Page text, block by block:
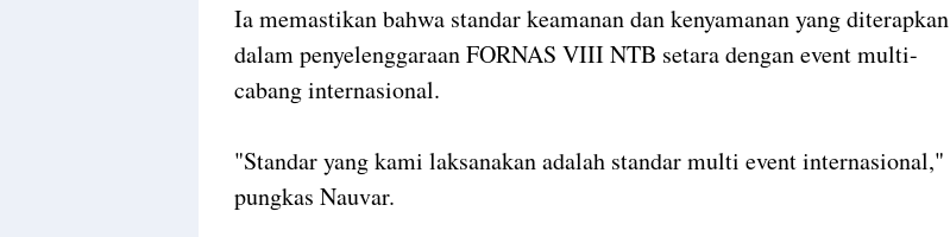
Ia memastikan bahwa standar keamanan dan kenyamanan yang diterapkan
dalam penyelenggaraan FORNAS VIII NTB setara dengan event multi-
cabang internasional.
"Standar yang kami laksanakan adalah standar multi event internasional,"
pungkas Nauvar.